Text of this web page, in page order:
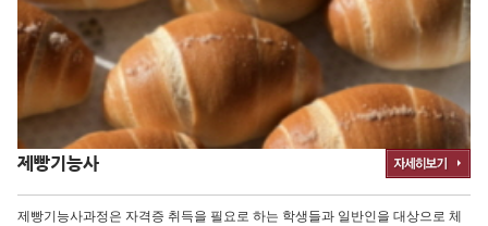
제빵기능사
제빵기능사과정은 자격증 취득을 필요로 하는 학생들과 일반인을 대상으로 체